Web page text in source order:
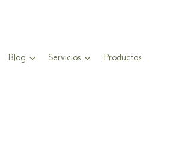
Blog Servicios Productos